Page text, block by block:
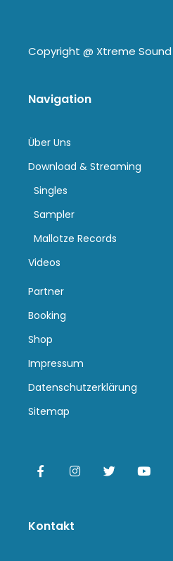
Copyright @ Xtreme Sound
Navigation
Über Uns
Download & Streaming
Singles
Sampler
Mallotze Records
Videos
Partner
Booking
Shop
Impressum
Datenschutzerklärung
Sitemap
Kontakt